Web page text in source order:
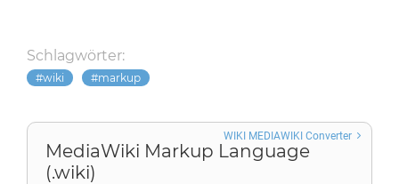
Schlagwörter:
wiki markup
MediaWiki Markup Language
(.wiki)
WIKI MEDIAWIKI Converter